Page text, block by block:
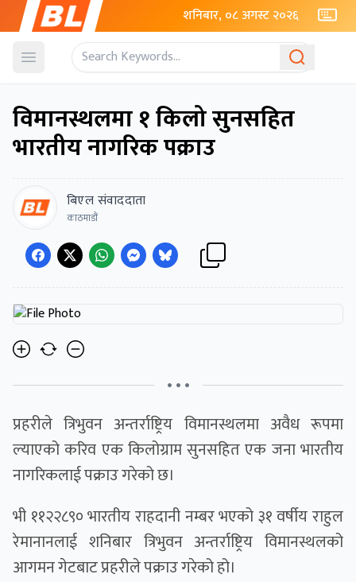
शनिबार, ०८ अगस्ट २०२६
Open menu
विमानस्थलमा १ किलो सुनसहित
भारतीय नागरिक पक्राउ
बिएल संवाददाता
काठमाडौं
• • •
प्रहरीले त्रिभुवन अन्तर्राष्ट्रिय विमानस्थलमा अवैध रूपमा
ल्याएको करिव एक किलोग्राम सुनसहित एक जना भारतीय
नागरिकलाई पक्राउ गरेको छ।
भी ११२२८९० भारतीय राहदानी नम्बर भएको ३१ वर्षीय राहुल
रेमानानलाई शनिबार त्रिभुवन अन्तर्राष्ट्रिय विमानस्थलको
आगमन गेटबाट प्रहरीले पक्राउ गरेको हो।